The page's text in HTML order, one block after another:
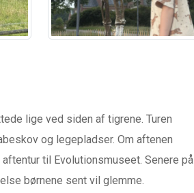
lige ved siden af tigrene. Turen
og legepladser. Om aftenen
til Evolutionsmuseet. Senere på
børnene sent vil glemme.